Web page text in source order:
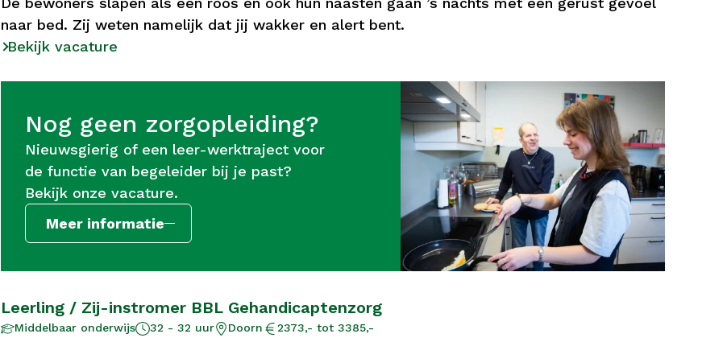
naar bed. Zij weten namelijk dat jij wakker en alert bent.
Bekijk vacature
Nog geen zorgopleiding?
Nieuwsgierig of een leer-werktraject voor
de functie van begeleider bij je past?
Bekijk onze vacature.
Meer informatie
Leerling / Zij-instromer BBL Gehandicaptenzorg
Opleidingsniveau
Middelbaar onderwijs
Aantal
uur
32 - 32 uur
Locatie Doorn
Salaris 2373,- tot 3385,-